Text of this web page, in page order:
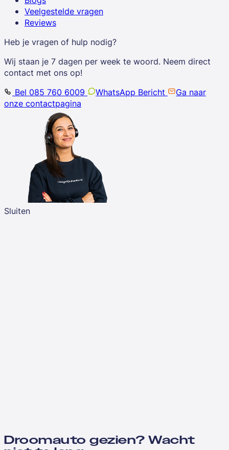
Veelgestelde vragen
Reviews
Heb je vragen of hulp nodig?
Wij staan je 7 dagen per week te woord. Neem direct
contact met ons op!
Bel 085 760 6009
WhatsApp Bericht
Ga naar
onze contactpagina
Sluiten
Droomauto gezien? Wacht